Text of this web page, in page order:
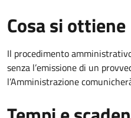
Cosa si ottiene
Il procedimento
senza l’emissione di un
l’Amministrazione